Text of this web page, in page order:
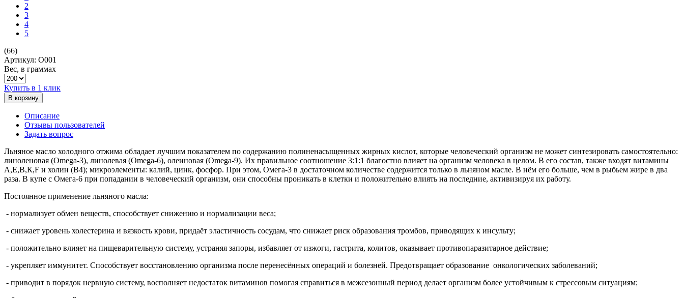
2
3
4
5
(66)
Артикул: О001
Вес, в граммах
Купить в 1 клик
В корзину
Описание
Отзывы пользователей
Задать вопрос
Льняное масло холодного отжима обладает лучшим показателем по содержанию полиненасыщенных жирных кислот, которые человеческий организм не может синтезировать самостоятельно:
линоленовая (Omega-3), линолевая (Omega-6), олеиновая (Omega-9). Их правильное соотношение 3:1:1 благостно влияет на организм человека в целом. В его состав, также входят витамины
А,Е,В,К,F и холин (В4); микроэлементы: калий, цинк, фосфор. При этом, Омега-3 в достаточном количестве содержится только в льняном масле. В нём его больше, чем в рыбьем жире в два
раза. В купе с Омега-6 при попадании в человеческий организм, они способны проникать в клетки и положительно влиять на последние, активизируя их работу.
Постоянное применение льняного масла:
- нормализует обмен веществ, способствует снижению и нормализации веса;
- снижает уровень холестерина и вязкость крови, придаёт эластичность сосудам, что снижает риск образования тромбов, приводящих к инсульту;
- положительно влияет на пищеварительную систему, устраняя запоры, избавляет от изжоги, гастрита, колитов, оказывает противопаразитарное действие;
- укрепляет иммунитет. Способствует восстановлению организма после перенесённых операций и болезней. Предотвращает образование онкологических заболеваний;
- приводит в порядок нервную систему, восполняет недостаток витаминов помогая справиться в межсезонный период делает организм более устойчивым к стрессовым ситуациям;